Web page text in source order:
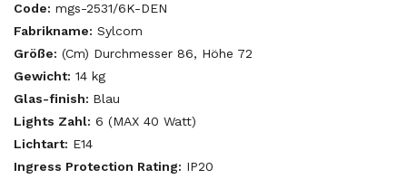
Code: mgs-2531/6K-DEN
Fabrikname: Sylcom
Größe: (Cm) Durchmesser 86, Höhe 72
Gewicht: 14 kg
Glas-finish: Blau
Lights Zahl: 6 (MAX 40 Watt)
Lichtart: E14
Ingress Protection Rating: IP20